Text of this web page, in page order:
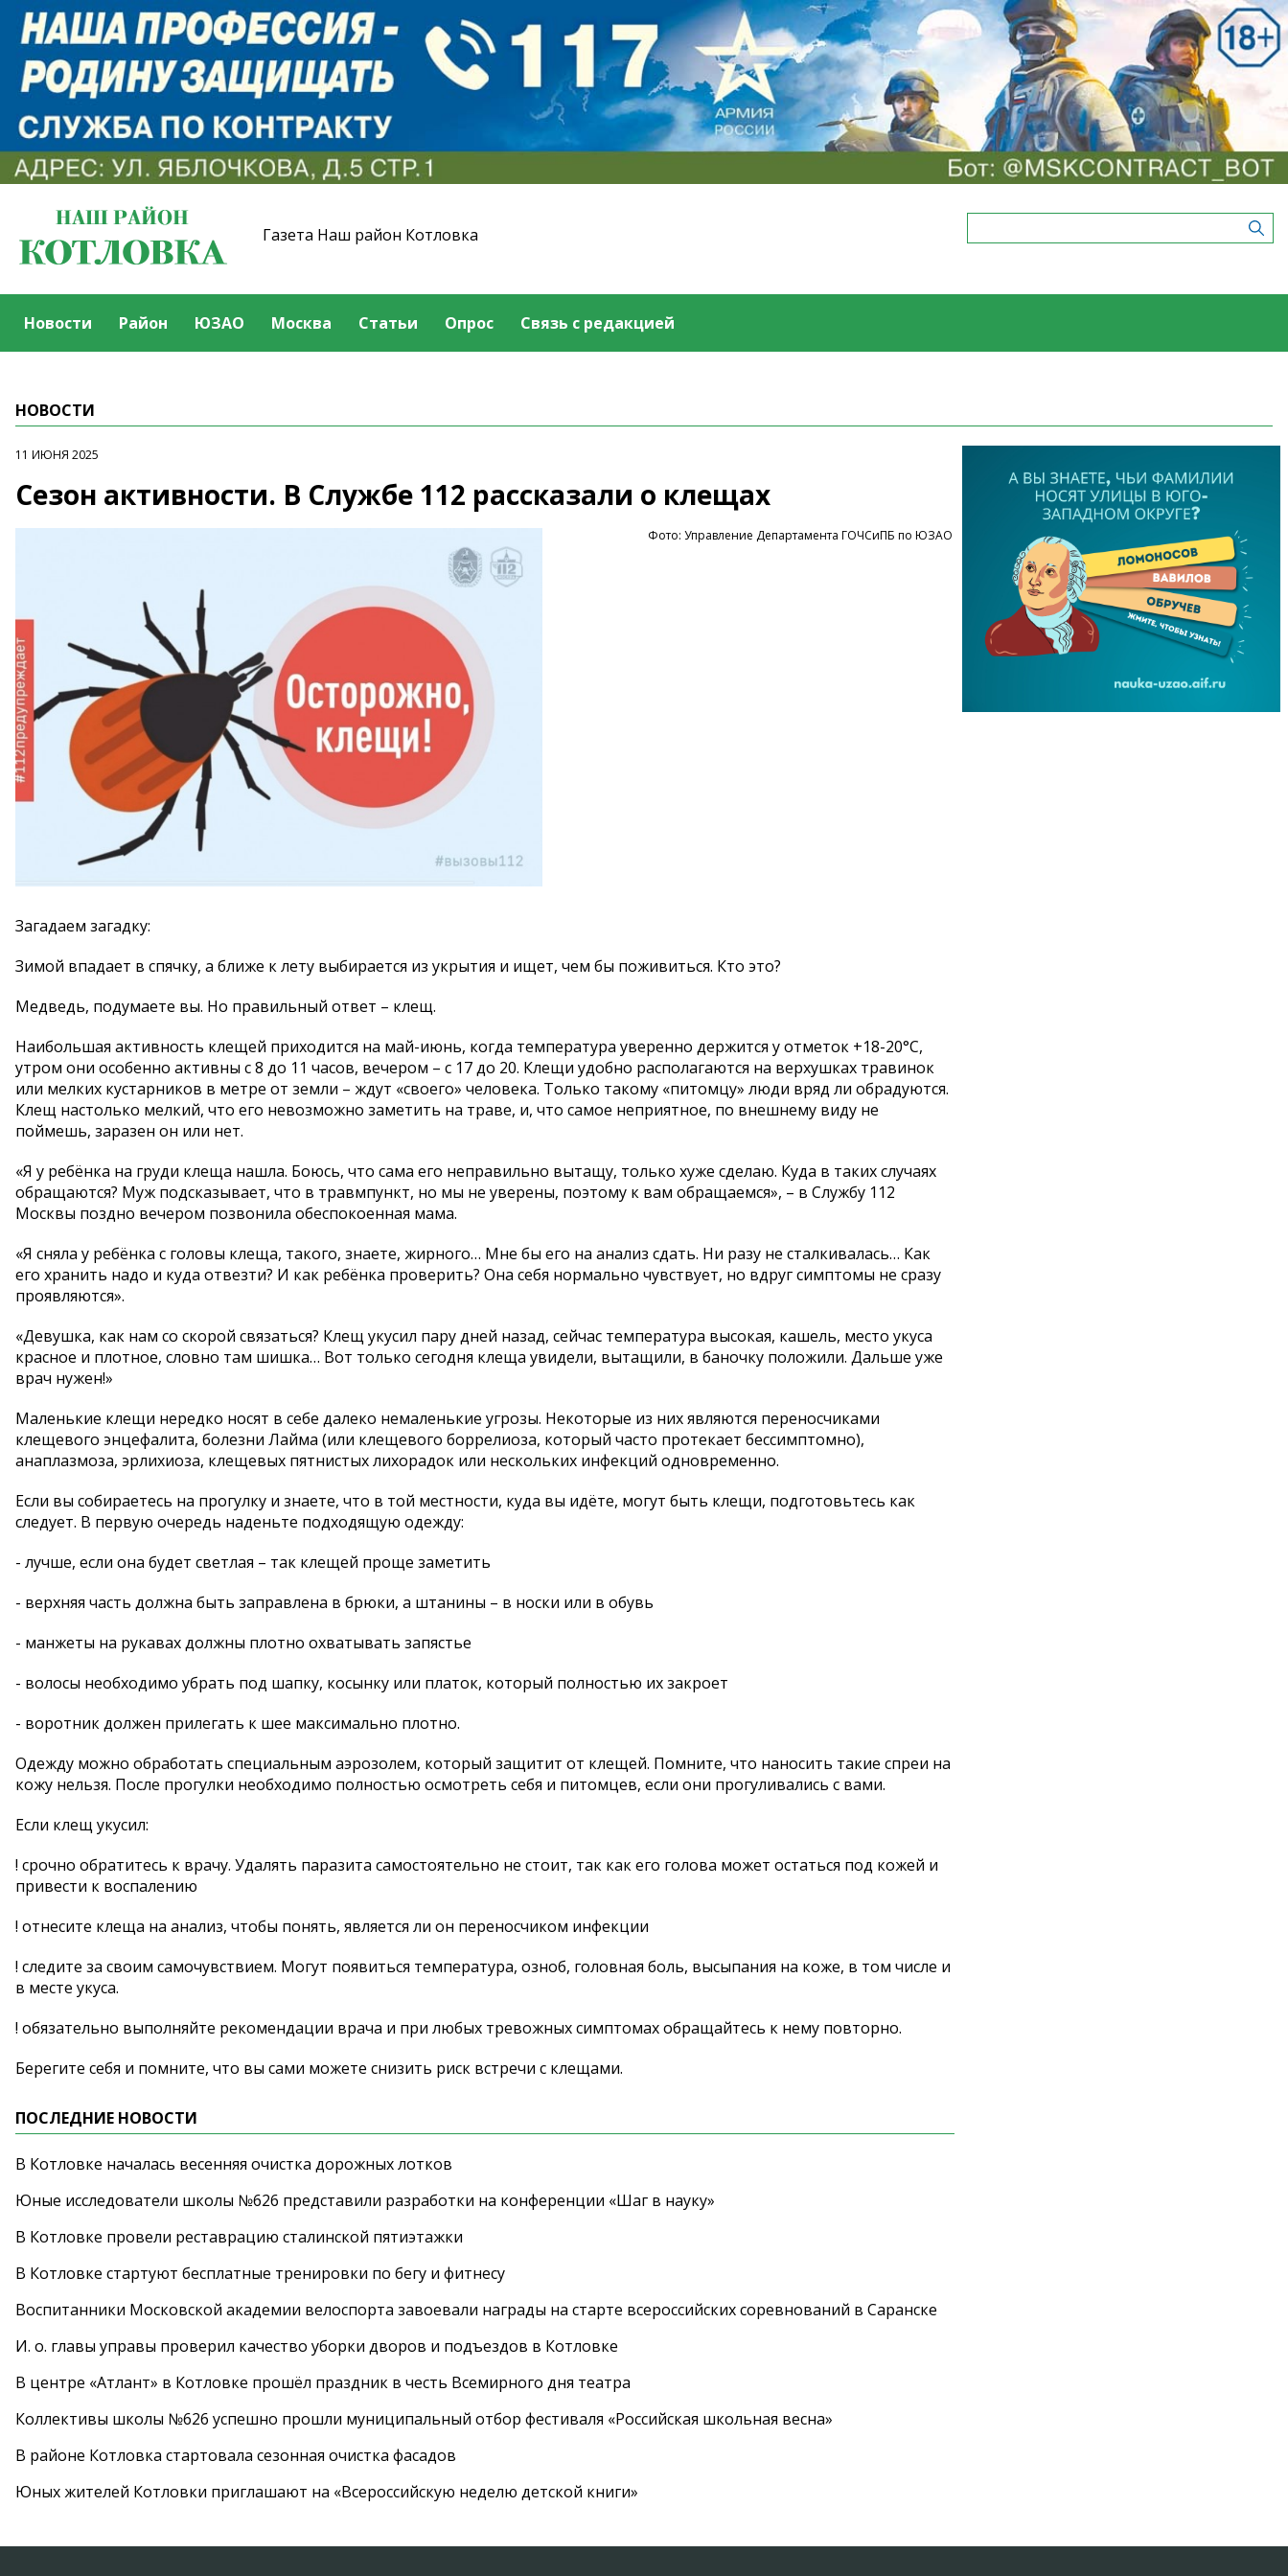
Газета Наш район Котловка
Новости Район ЮЗАО Москва Статьи Опрос Связь с редакцией
НОВОСТИ
11 ИЮНЯ 2025
Сезон активности. В Службе 112 рассказали о клещах
Фото: Управление Департамента ГОЧСиПБ по ЮЗАО
Загадаем загадку:
Зимой впадает в спячку, а ближе к лету выбирается из укрытия и ищет, чем бы поживиться. Кто это?
Медведь, подумаете вы. Но правильный ответ – клещ.
Наибольшая активность клещей приходится на май-июнь, когда температура уверенно держится у отметок +18-20°С,
утром они особенно активны с 8 до 11 часов, вечером – с 17 до 20. Клещи удобно располагаются на верхушках травинок
или мелких кустарников в метре от земли – ждут «своего» человека. Только такому «питомцу» люди вряд ли обрадуются.
Клещ настолько мелкий, что его невозможно заметить на траве, и, что самое неприятное, по внешнему виду не
поймешь, заразен он или нет.
«Я у ребёнка на груди клеща нашла. Боюсь, что сама его неправильно вытащу, только хуже сделаю. Куда в таких случаях
обращаются? Муж подсказывает, что в травмпункт, но мы не уверены, поэтому к вам обращаемся», – в Службу 112
Москвы поздно вечером позвонила обеспокоенная мама.
«Я сняла у ребёнка с головы клеща, такого, знаете, жирного… Мне бы его на анализ сдать. Ни разу не сталкивалась… Как
его хранить надо и куда отвезти? И как ребёнка проверить? Она себя нормально чувствует, но вдруг симптомы не сразу
проявляются».
«Девушка, как нам со скорой связаться? Клещ укусил пару дней назад, сейчас температура высокая, кашель, место укуса
красное и плотное, словно там шишка… Вот только сегодня клеща увидели, вытащили, в баночку положили. Дальше уже
врач нужен!»
Маленькие клещи нередко носят в себе далеко немаленькие угрозы. Некоторые из них являются переносчиками
клещевого энцефалита, болезни Лайма (или клещевого боррелиоза, который часто протекает бессимптомно),
анаплазмоза, эрлихиоза, клещевых пятнистых лихорадок или нескольких инфекций одновременно.
Если вы собираетесь на прогулку и знаете, что в той местности, куда вы идёте, могут быть клещи, подготовьтесь как
следует. В первую очередь наденьте подходящую одежду:
- лучше, если она будет светлая – так клещей проще заметить
- верхняя часть должна быть заправлена в брюки, а штанины – в носки или в обувь
- манжеты на рукавах должны плотно охватывать запястье
- волосы необходимо убрать под шапку, косынку или платок, который полностью их закроет
- воротник должен прилегать к шее максимально плотно.
Одежду можно обработать специальным аэрозолем, который защитит от клещей. Помните, что наносить такие спреи на
кожу нельзя. После прогулки необходимо полностью осмотреть себя и питомцев, если они прогуливались с вами.
Если клещ укусил:
! срочно обратитесь к врачу. Удалять паразита самостоятельно не стоит, так как его голова может остаться под кожей и
привести к воспалению
! отнесите клеща на анализ, чтобы понять, является ли он переносчиком инфекции
! следите за своим самочувствием. Могут появиться температура, озноб, головная боль, высыпания на коже, в том числе и
в месте укуса.
! обязательно выполняйте рекомендации врача и при любых тревожных симптомах обращайтесь к нему повторно.
Берегите себя и помните, что вы сами можете снизить риск встречи с клещами.
ПОСЛЕДНИЕ НОВОСТИ
В Котловке началась весенняя очистка дорожных лотков
Юные исследователи школы №626 представили разработки на конференции «Шаг в науку»
В Котловке провели реставрацию сталинской пятиэтажки
В Котловке стартуют бесплатные тренировки по бегу и фитнесу
Воспитанники Московской академии велоспорта завоевали награды на старте всероссийских соревнований в Саранске
И. о. главы управы проверил качество уборки дворов и подъездов в Котловке
В центре «Атлант» в Котловке прошёл праздник в честь Всемирного дня театра
Коллективы школы №626 успешно прошли муниципальный отбор фестиваля «Российская школьная весна»
В районе Котловка стартовала сезонная очистка фасадов
Юных жителей Котловки приглашают на «Всероссийскую неделю детской книги»